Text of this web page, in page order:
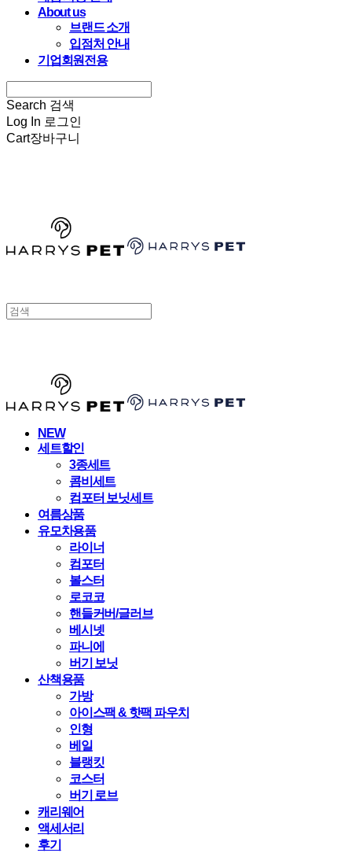
About us
브랜드 소개
입점처 안내
기업회원전용
Search 검색
Log In 로그인
Cart장바구니
NEW
세트할인
3종세트
콤비세트
컴포터 보닛세트
여름상품
유모차용품
라이너
컴포터
볼스터
로코코
핸들커버/글러브
베시넷
파니에
버기 보닛
산책용품
가방
아이스팩 & 핫팩 파우치
인형
베일
블랭킷
코스터
버기 로브
캐리웨어
액세서리
후기